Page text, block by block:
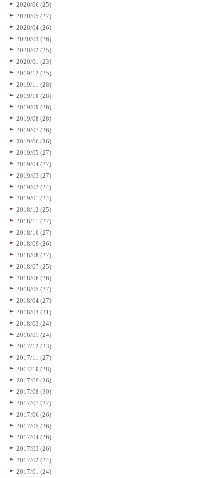
2020/06 (25)
2020/05 (27)
2020/04 (26)
2020/03 (26)
2020/02 (25)
2020/01 (23)
2019/12 (25)
2019/11 (28)
2019/10 (28)
2019/09 (26)
2019/08 (28)
2019/07 (26)
2019/06 (26)
2019/05 (27)
2019/04 (27)
2019/03 (27)
2019/02 (24)
2019/01 (24)
2018/12 (25)
2018/11 (27)
2018/10 (27)
2018/09 (26)
2018/08 (27)
2018/07 (25)
2018/06 (26)
2018/05 (27)
2018/04 (27)
2018/03 (31)
2018/02 (24)
2018/01 (24)
2017/12 (23)
2017/11 (27)
2017/10 (28)
2017/09 (26)
2017/08 (30)
2017/07 (27)
2017/06 (26)
2017/05 (26)
2017/04 (26)
2017/03 (26)
2017/02 (24)
2017/01 (24)